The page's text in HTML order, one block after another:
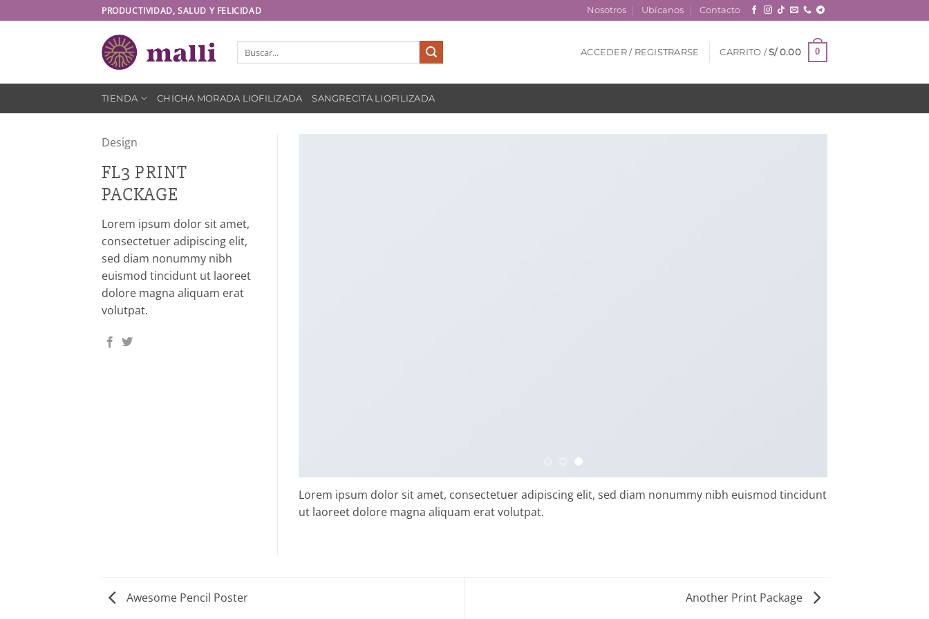
al
PRODUCTIVIDAD, SALUD Y FELICIDAD Nosotros Ubícanos Contacto
por:
ACCEDER / REGISTRARSE CARRITO /S/0.00 0
TIENDA CHICHA MORADA LIOFILIZADA SANGRECITA LIOFILIZADA
Design
FL3 PRINT
PACKAGE
Lorem ipsum dolor sit amet,
consectetuer adipiscing elit,
sed diam nonummy nibh
euismod tincidunt ut laoreet
dolore magna aliquam erat
volutpat.
Lorem ipsum dolor sit amet, consectetuer adipiscing elit, sed diam nonummy nibh euismod tincidunt
ut laoreet dolore magna aliquam erat volutpat.
Awesome Pencil Poster Another Print Package